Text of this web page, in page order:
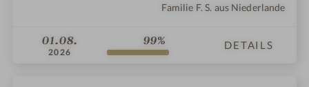
Familie F. S. aus Niederlande
01.08.
2026
99% DETAILS